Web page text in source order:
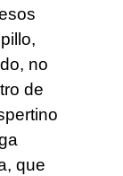
no
de
que